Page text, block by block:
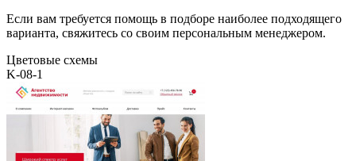
Если вам требуется помощь в подборе наиболее подходящего
варианта, свяжитесь со своим персональным менеджером.
Цветовые схемы
K-08-1